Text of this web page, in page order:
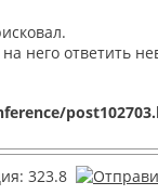
него ответить